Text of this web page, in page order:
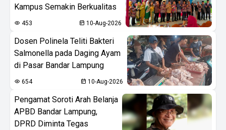
Kampus Semakin Berkualitas
453 10-Aug-2026
Dosen Polinela Teliti Bakteri
Salmonella pada Daging Ayam
di Pasar Bandar Lampung
654 10-Aug-2026
Pengamat Soroti Arah Belanja
APBD Bandar Lampung,
DPRD Diminta Tegas